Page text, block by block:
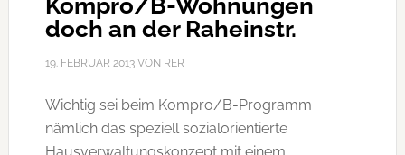
Kompro/B-Wohnungen
doch an der Raheinstr.
19. FEBRUAR 2013VON RER
Wichtig sei beim Kompro/B-Programm
nämlich das speziell sozialorientierte